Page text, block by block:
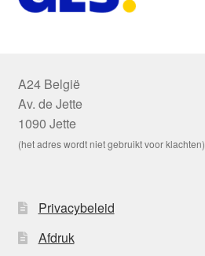
A24 België
Av. de Jette
1090 Jette
(het adres wordt niet gebruikt voor klachten)
Privacybeleid
Afdruk